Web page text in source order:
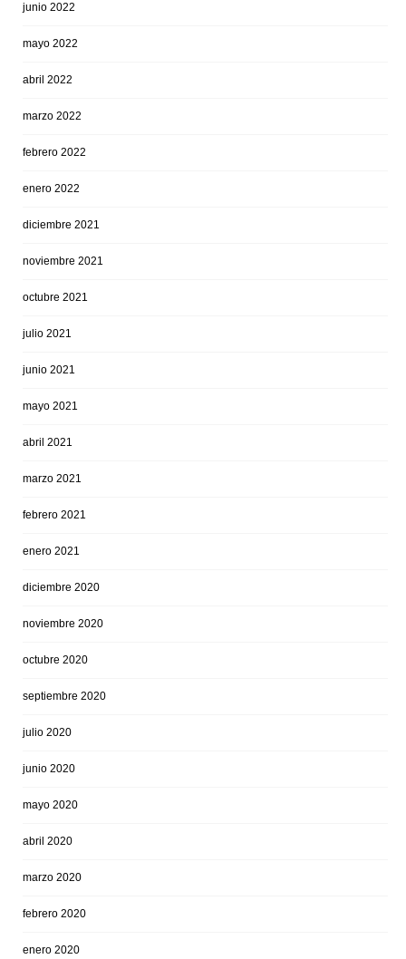
junio 2022
mayo 2022
abril 2022
marzo 2022
febrero 2022
enero 2022
diciembre 2021
noviembre 2021
octubre 2021
julio 2021
junio 2021
mayo 2021
abril 2021
marzo 2021
febrero 2021
enero 2021
diciembre 2020
noviembre 2020
octubre 2020
septiembre 2020
julio 2020
junio 2020
mayo 2020
abril 2020
marzo 2020
febrero 2020
enero 2020